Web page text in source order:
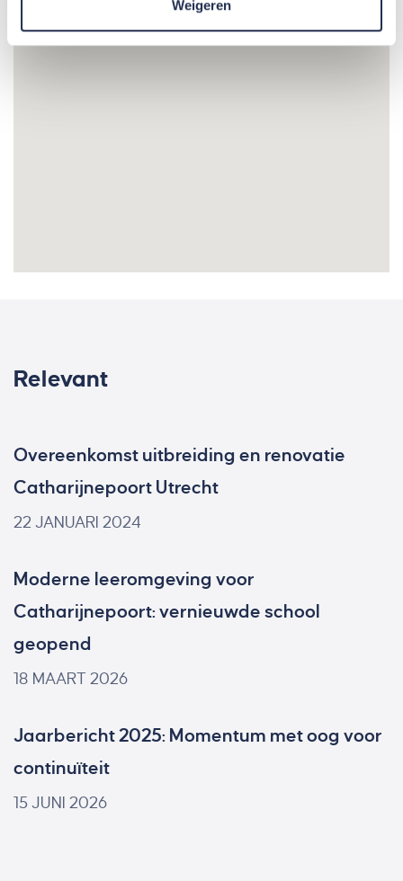
Weigeren
Relevant
Overeenkomst uitbreiding en renovatie
Catharijnepoort Utrecht
22 JANUARI 2024
Moderne leeromgeving voor
Catharijnepoort: vernieuwde school
geopend
18 MAART 2026
Jaarbericht 2025: Momentum met oog voor
continuïteit
15 JUNI 2026